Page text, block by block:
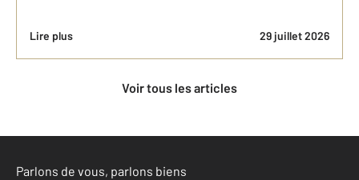
Lire plus 29 juillet 2026
Voir tous les articles
Parlons de vous, parlons biens